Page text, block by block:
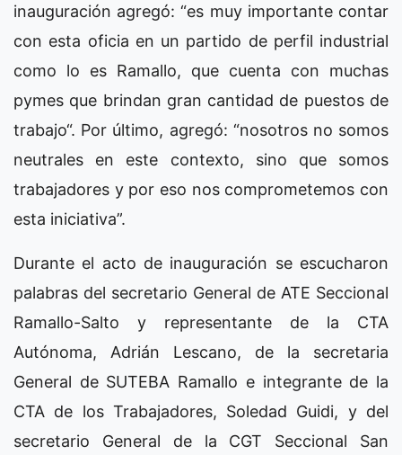
inauguración agregó: “es muy importante contar
con esta oficia en un partido de perfil industrial
como lo es Ramallo, que cuenta con muchas
pymes que brindan gran cantidad de puestos de
trabajo“. Por último, agregó: “nosotros no somos
neutrales en este contexto, sino que somos
trabajadores y por eso nos comprometemos con
esta iniciativa”.
Durante el acto de inauguración se escucharon
palabras del secretario General de ATE Seccional
Ramallo-Salto y representante de la CTA
Autónoma, Adrián Lescano, de la secretaria
General de SUTEBA Ramallo e integrante de la
CTA de los Trabajadores, Soledad Guidi, y del
secretario General de la CGT Seccional San